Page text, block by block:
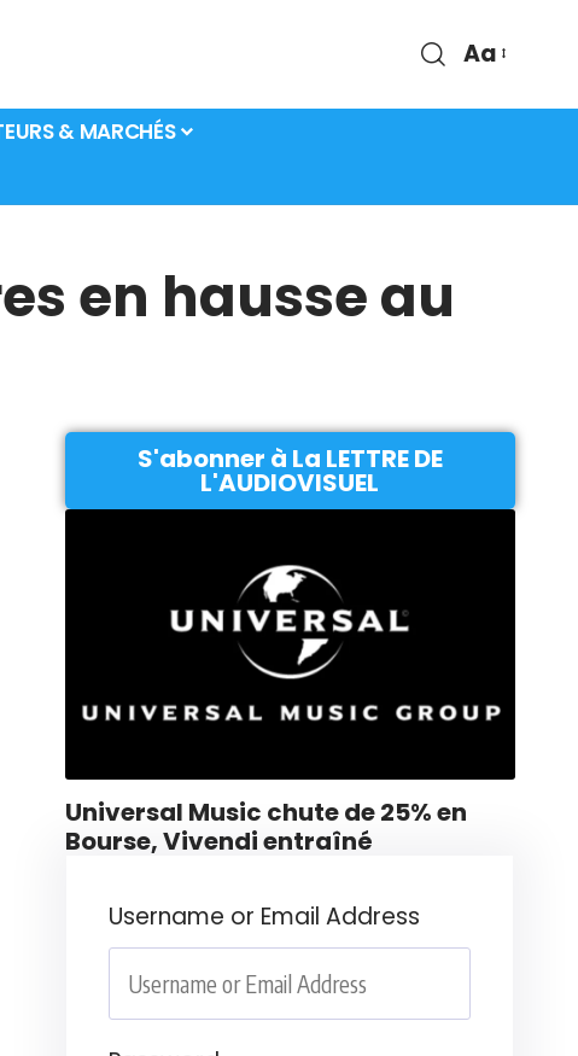
Aa
& MARCHÉS
en hausse au
S'abonner à La LETTRE DE
L'AUDIOVISUEL
Universal Music chute de 25% en
Bourse, Vivendi entraîné
Username or Email Address